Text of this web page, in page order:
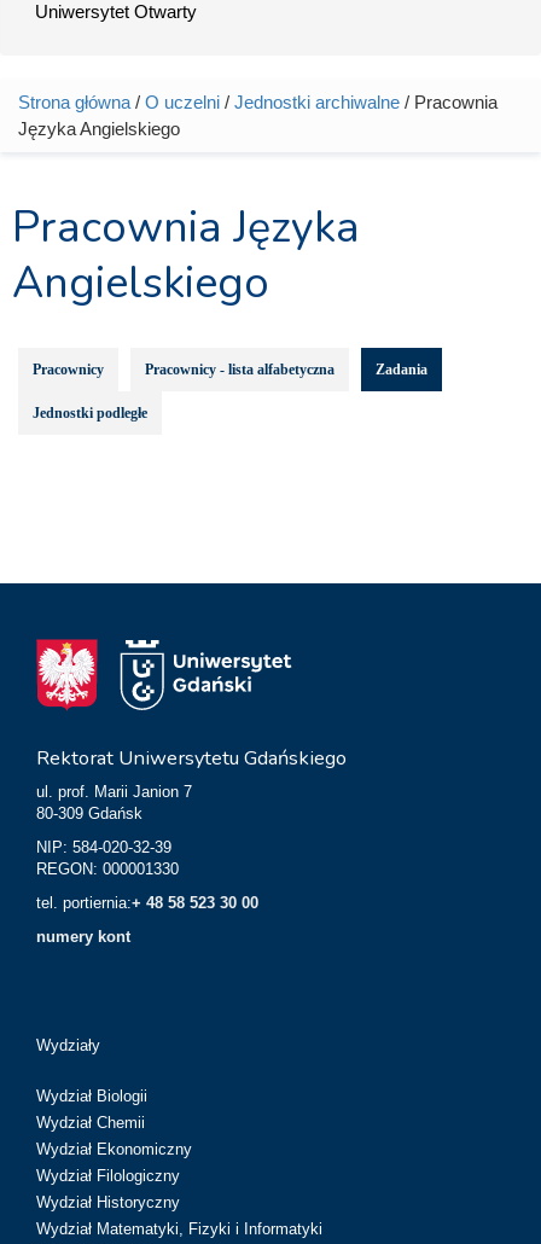
Uniwersytet Otwarty
Jesteś tutaj
Strona główna / O uczelni / Jednostki archiwalne / Pracownia
Języka Angielskiego
Pracownia Języka
Angielskiego
Pracownicy Pracownicy - lista alfabetyczna Zadania
Jednostki podległe
Rektorat Uniwersytetu Gdańskiego
ul. prof. Marii Janion 7
80-309 Gdańsk
NIP: 584-020-32-39
REGON: 000001330
tel. portiernia:+ 48 58 523 30 00
numery kont
Wydziały
Wydział Biologii
Wydział Chemii
Wydział Ekonomiczny
Wydział Filologiczny
Wydział Historyczny
Wydział Matematyki, Fizyki i Informatyki